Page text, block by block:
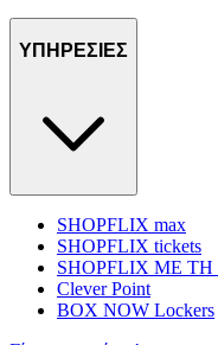
ΥΠΗΡΕΣΙΕΣ
SHOPFLIX max
SHOPFLIX tickets
SHOPFLIX ΜΕ ΤΗ
Clever Point
BOX NOW Lockers